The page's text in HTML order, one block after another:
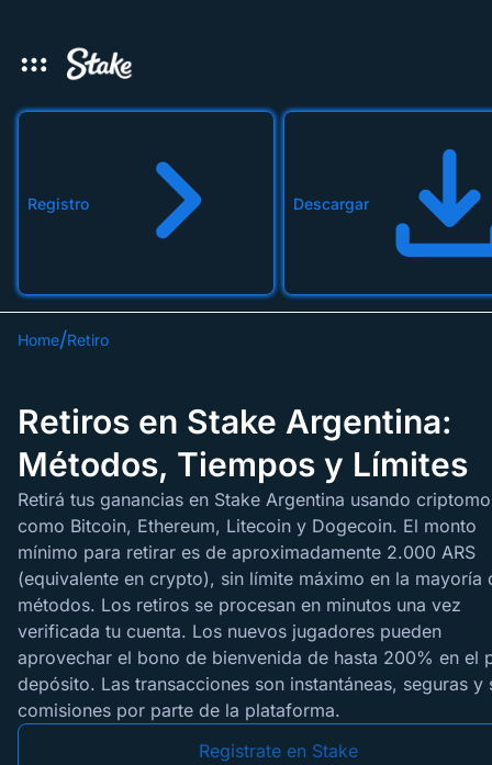
Registro Descargar
Home Retiro
Retiros en Stake Argentina:
Métodos, Tiempos y Límites
Retirá tus ganancias en Stake Argentina usando
como Bitcoin, Ethereum, Litecoin y Dogecoin. El monto
mínimo para retirar es de aproximadamente 2.000 ARS
(equivalente en crypto), sin límite máximo en la mayoría
métodos. Los retiros se procesan en minutos una vez
verificada tu cuenta. Los nuevos jugadores pueden
aprovechar el bono de bienvenida de hasta 200% en el
depósito. Las transacciones son instantáneas, seguras y
comisiones por parte de la plataforma.
Registrate en Stake